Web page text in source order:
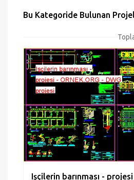
Bu Kategoride Bulunan
Işçilerin barınması - projesi